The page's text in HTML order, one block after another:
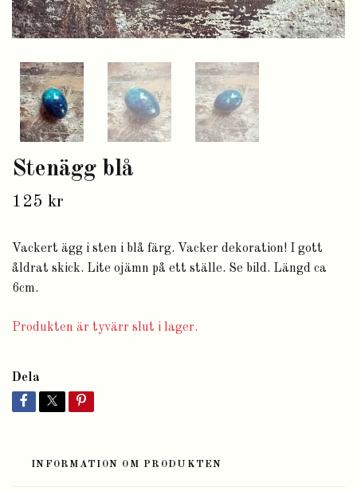
Stenägg blå
125 kr
Vackert ägg i sten i blå färg. Vacker dekoration! I gott
åldrat skick. Lite ojämn på ett ställe. Se bild. Längd ca
6cm.
Produkten är tyvärr slut i lager.
Dela
INFORMATION OM PRODUKTEN